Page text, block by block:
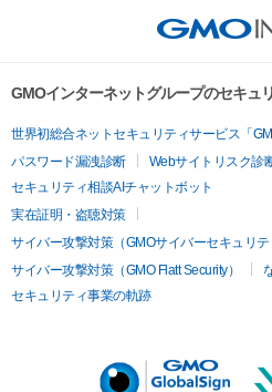
GMOインターネットグループのセキュ
世界初総合ネットセキュリティサービス「
パスワード漏洩診断
Webサイトリスク診
セキュリティ相談AIチャットボット
実在証明・盗聴対策
サイバー攻撃対策（GMOサイバーセキュリテ
サイバー攻撃対策（GMO Flatt Security）
セキュリティ事業の軌跡